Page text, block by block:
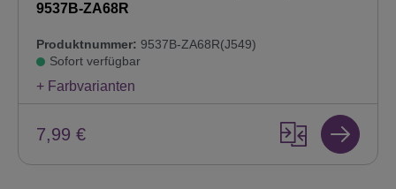
9537B-ZA68R
Produktnummer: 9537B-ZA68R(J549)
Sofort verfügbar
+ Farbvarianten
7,99 €